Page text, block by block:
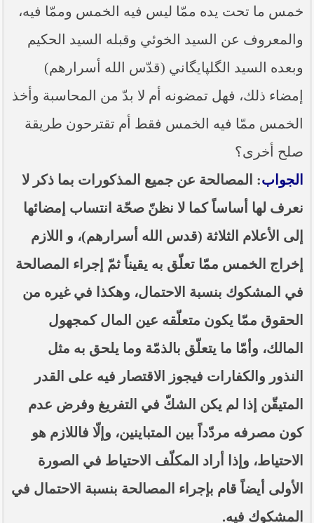
خمس ما تحت يده ممّا ليس فيه الخمس وممّا فيه،
والمعروف عن السيد الخوئي وقبله السيد الحكيم
وبعده السيد الگلپايگاني (قدّس الله أسرارهم)
إمضاء ذلك، فهل تمضونه أم لا بدّ من المحاسبة وأخذ
الخمس ممّا فيه الخمس فقط أم تقترحون طريقة
صلح أخرى؟
الجواب: المصالحة عن جميع المذكورات بما ذكر لا
نعرف لها أساساً كما لا نظنّ صحّة انتساب إمضائها
إلى الأعلام الثلاثة (قدس الله أسرارهم)، و اللازم
إخراج الخمس ممّا تعلّق به يقيناً ثمّ إجراء المصالحة
في المشكوك بنسبة الاحتمال، وهكذا في غيره من
الحقوق ممّا يكون متعلّقه عين المال كمجهول
المالك، وأمّا ما يتعلّق بالذمّة وما يلحق به مثل
النذور والكفارات فيجوز الاقتصار فيه على القدر
المتيقّن إذا لم يكن الشكّ في التفريغ وفرض عدم
كون مصرفه مردّداً بين المتباينين، وإلّا فاللازم هو
الاحتياط، وإذا أراد المكلّف الاحتياط في الصورة
الأولى أيضاً قام بإجراء المصالحة بنسبة الاحتمال في
المشكوك فيه.